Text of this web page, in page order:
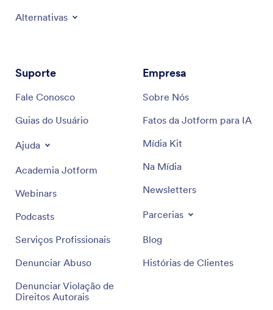
Alternativas
Suporte
Fale Conosco
Guias do Usuário
Ajuda
Academia Jotform
Webinars
Podcasts
Serviços Profissionais
Denunciar Abuso
Denunciar Violação de
Direitos Autorais
Empresa
Sobre Nós
Fatos da Jotform para IA
Mídia Kit
Na Mídia
Newsletters
Parcerias
Blog
Histórias de Clientes